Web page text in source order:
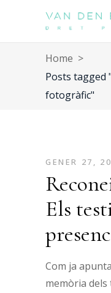
Home >
Posts tagged
fotogràfic"
GENER 27,
Els
Com ja
memòria